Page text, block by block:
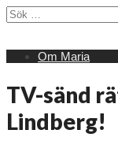
Sök
efter:
Main
Skip
Om Maria
TV-sänd
Lindberg!